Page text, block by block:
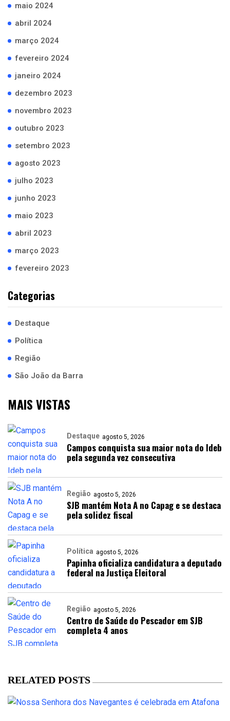
maio 2024
abril 2024
março 2024
fevereiro 2024
janeiro 2024
dezembro 2023
novembro 2023
outubro 2023
setembro 2023
agosto 2023
julho 2023
junho 2023
maio 2023
abril 2023
março 2023
fevereiro 2023
Categorias
Destaque
Política
Região
São João da Barra
MAIS VISTAS
Destaque agosto 5, 2026
Campos conquista sua maior nota do Ideb
pela segunda vez consecutiva
Região agosto 5, 2026
SJB mantém Nota A no Capag e se destaca
pela solidez fiscal
Política agosto 5, 2026
Papinha oficializa candidatura a deputado
federal na Justiça Eleitoral
Região agosto 5, 2026
Centro de Saúde do Pescador em SJB
completa 4 anos
RELATED POSTS